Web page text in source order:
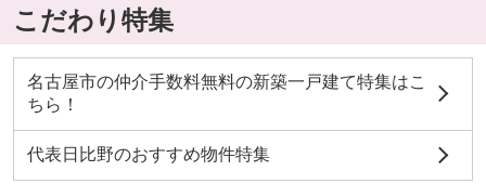
こだわり特集
名古屋市の仲介手数料無料の新築一戸建て特集はこ
ちら！
代表日比野のおすすめ物件特集